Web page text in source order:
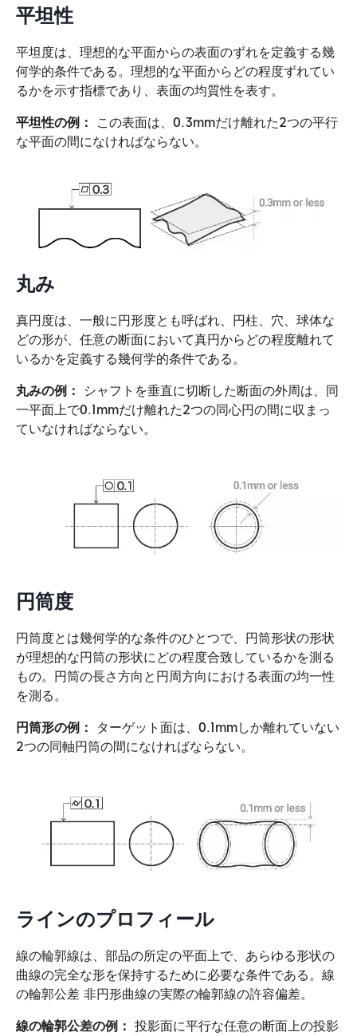
平坦性
平坦度は、理想的な平面からの表面のずれを定義する幾
何学的条件である。理想的な平面からどの程度ずれてい
るかを示す指標であり、表面の均質性を表す。
平坦性の例：
この表面は、0.3mmだけ離れた2つの平行
な平面の間になければならない。
丸み
真円度は、一般に円形度とも呼ばれ、円柱、穴、球体な
どの形が、任意の断面において真円からどの程度離れて
いるかを定義する幾何学的条件である。
丸みの例：
シャフトを垂直に切断した断面の外周は、同
一平面上で0.1mmだけ離れた2つの同心円の間に収まっ
ていなければならない。
円筒度
円筒度とは幾何学的な条件のひとつで、円筒形状の形状
が理想的な円筒の形状にどの程度合致しているかを測る
もの。円筒の長さ方向と円周方向における表面の均一性
を測る。
円筒形の例：
ターゲット面は、0.1mmしか離れていない
2つの同軸円筒の間になければならない。
ラインのプロフィール
線の輪郭線は、部品の所定の平面上で、あらゆる形状の
曲線の完全な形を保持するために必要な条件である。線
の輪郭公差 非円形曲線の実際の輪郭線の許容偏差。
線の輪郭公差の例： 投影面に平行な任意の断面上の投影